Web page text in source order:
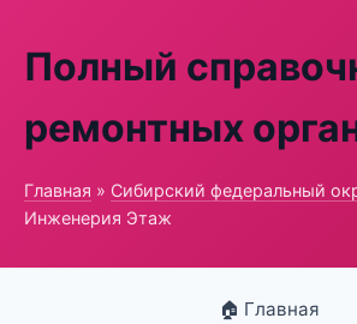
Полный
ремонтных
Главная » Сибирский федеральный
Инженерия Этаж
🏠 Главная